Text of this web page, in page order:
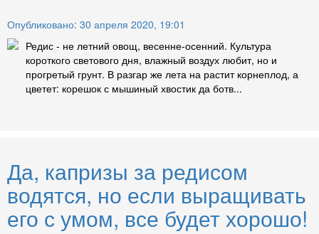
Опубликовано: 30 апреля 2020, 19:01
Редис - не летний овощ, весенне-осенний. Культура
короткого светового дня, влажный воздух любит, но и
прогретый грунт. В разгар же лета на растит корнеплод, а
цветет: корешок с мышиный хвостик да ботв...
Да, капризы за редисом
водятся, но если выращивать
его с умом, все будет хорошо!